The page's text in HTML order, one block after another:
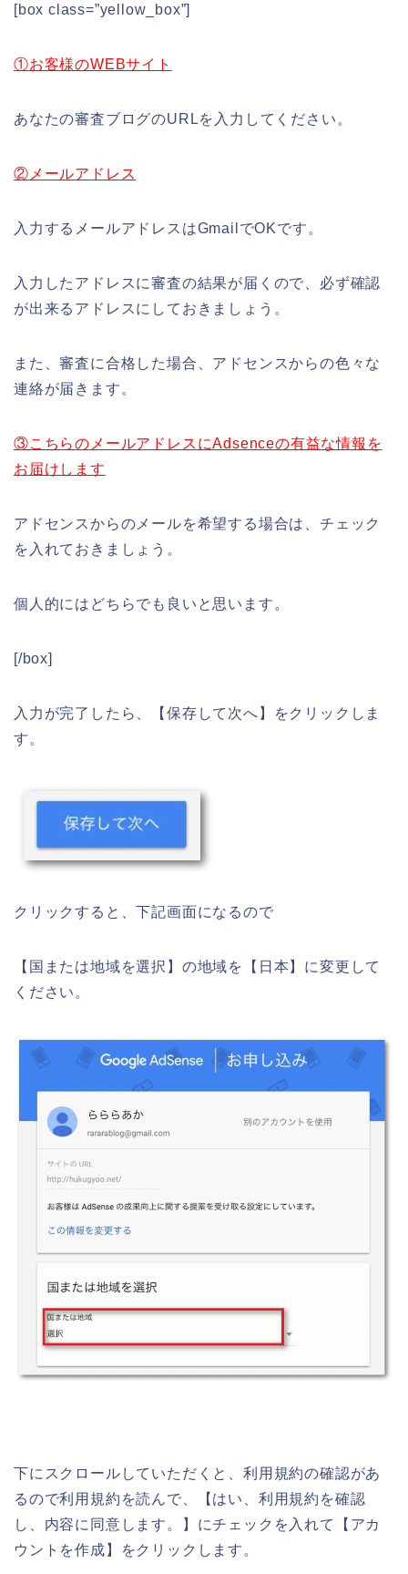
[box class=”yellow_box”]
①お客様のWEBサイト
あなたの審査ブログのURLを入力してください。
②メールアドレス
入力するメールアドレスはGmailでOKです。
入力したアドレスに審査の結果が届くので、必ず確認
が出来るアドレスにしておきましょう。
また、審査に合格した場合、アドセンスからの色々な
連絡が届きます。
③こちらのメールアドレスにAdsenceの有益な情報を
お届けします
アドセンスからのメールを希望する場合は、チェック
を入れておきましょう。
個人的にはどちらでも良いと思います。
[/box]
入力が完了したら、【保存して次へ】をクリックしま
す。
クリックすると、下記画面になるので
【国または地域を選択】の地域を【日本】に変更して
ください。
下にスクロールしていただくと、利用規約の確認があ
るので利用規約を読んで、【はい、利用規約を確認
し、内容に同意します。】にチェックを入れて【アカ
ウントを作成】をクリックします。